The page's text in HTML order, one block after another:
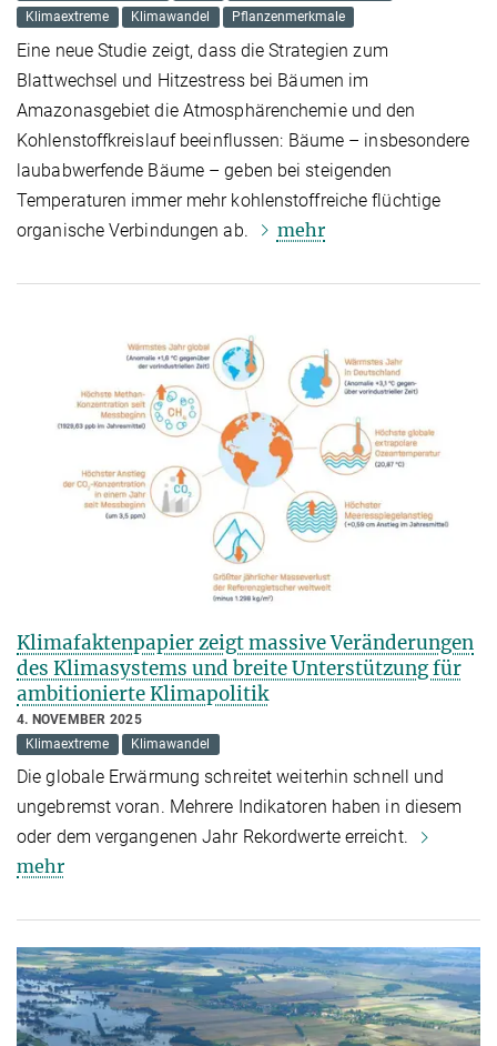
Klimaextreme
Klimawandel Pflanzenmerkmale
Eine neue Studie zeigt, dass die Strategien zum
Blattwechsel und Hitzestress bei Bäumen im
Amazonasgebiet die Atmosphärenchemie und den
Kohlenstoffkreislauf beeinflussen: Bäume – insbesondere
laubabwerfende Bäume – geben bei steigenden
Temperaturen immer mehr kohlenstoffreiche flüchtige
organische Verbindungen ab.
mehr
Klimafaktenpapier zeigt massive Veränderungen
des Klimasystems und breite Unterstützung für
ambitionierte Klimapolitik
4. NOVEMBER 2025
Klimaextreme
Klimawandel
Die globale Erwärmung schreitet weiterhin schnell und
ungebremst voran. Mehrere Indikatoren haben in diesem
oder dem vergangenen Jahr Rekordwerte erreicht.
mehr